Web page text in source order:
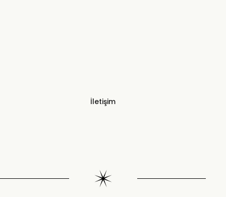
İletişim